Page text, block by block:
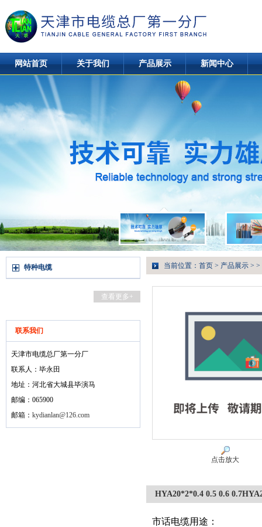
网站首页 关于我们 产品展示 新闻中心
特种电缆
查看更多+
联系我们
天津市电缆总厂第一分厂
联系人：毕永田
地址：河北省大城县毕演马
邮编：065900
邮箱： kydianlan@126.com
当前位置： 首页 > 产品展示 > >
点击放大
HYA20*2*0.4 0.5 0.6
市话电缆用途：